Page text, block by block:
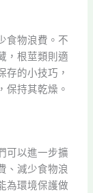
食物浪費。不
，根莖類則適
存的小技巧，
保持其乾燥。
可以進一步擴
、減少食物浪
為環境保護做